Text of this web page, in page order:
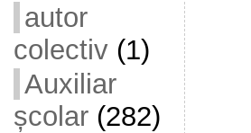
autor
colectiv(1)
Auxiliar
școlar(282)